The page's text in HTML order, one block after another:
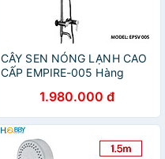
CÂY SEN NÓNG LẠNH CAO
CẤP EMPIRE-005 Hàng
1.980.000 đ